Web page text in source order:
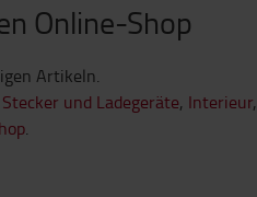
Online-Shop
Artikeln.
Stecker und Ladegeräte, Interieur,
.